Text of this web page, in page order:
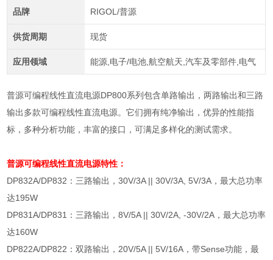
品牌 RIGOL/普源
供货周期 现货
应用领域 能源,电子/电池,航空航天,汽车及零部件,电气
普源可编程线性直流电源DP800系列包含单路输出，两路输出和三路
输出多款可编程线性直流电源。它们拥有纯净输出，优异的性能指
标，多种分析功能，丰富的接口，可满足多样化的测试需求。
普源可编程线性直流电源特性：
DP832A/DP832 ：三路输出，30V/3A || 30V/3A, 5V/3A ，最大总功率
达195W
DP831A/DP831 ：三路输出，8V/5A || 30V/2A, -30V/2A ，最大总功率
达160W
DP822A/DP822 ：双路输出， 20V/5A || 5V/16A ，带Sense功能，最